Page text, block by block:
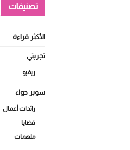
تصنيفات
الأكثر قراءة
تجربتي
ريفيو
سوبر حواء
رائدات أعمال
قضايا
ملهمات